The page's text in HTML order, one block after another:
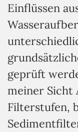
Einflüssen
geprüft
meiner Sicht
Filterstufen,